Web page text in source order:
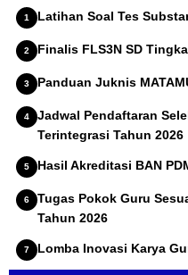
Latihan Soal Tes
Finalis FLS3N SD
Panduan Juknis
Jadwal Pendaftaran
Terintegrasi Tahun 2026
Hasil Akreditasi BAN
Tugas Pokok Guru
Tahun 2026
Lomba Inovasi Karya